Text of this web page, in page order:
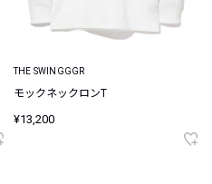
THE SWINGGGR
モックネックロンT
¥13,200